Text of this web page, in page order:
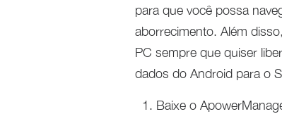
para que você possa
aborrecimento. Além
PC sempre que quiser
dados do Android para o
Baixe o